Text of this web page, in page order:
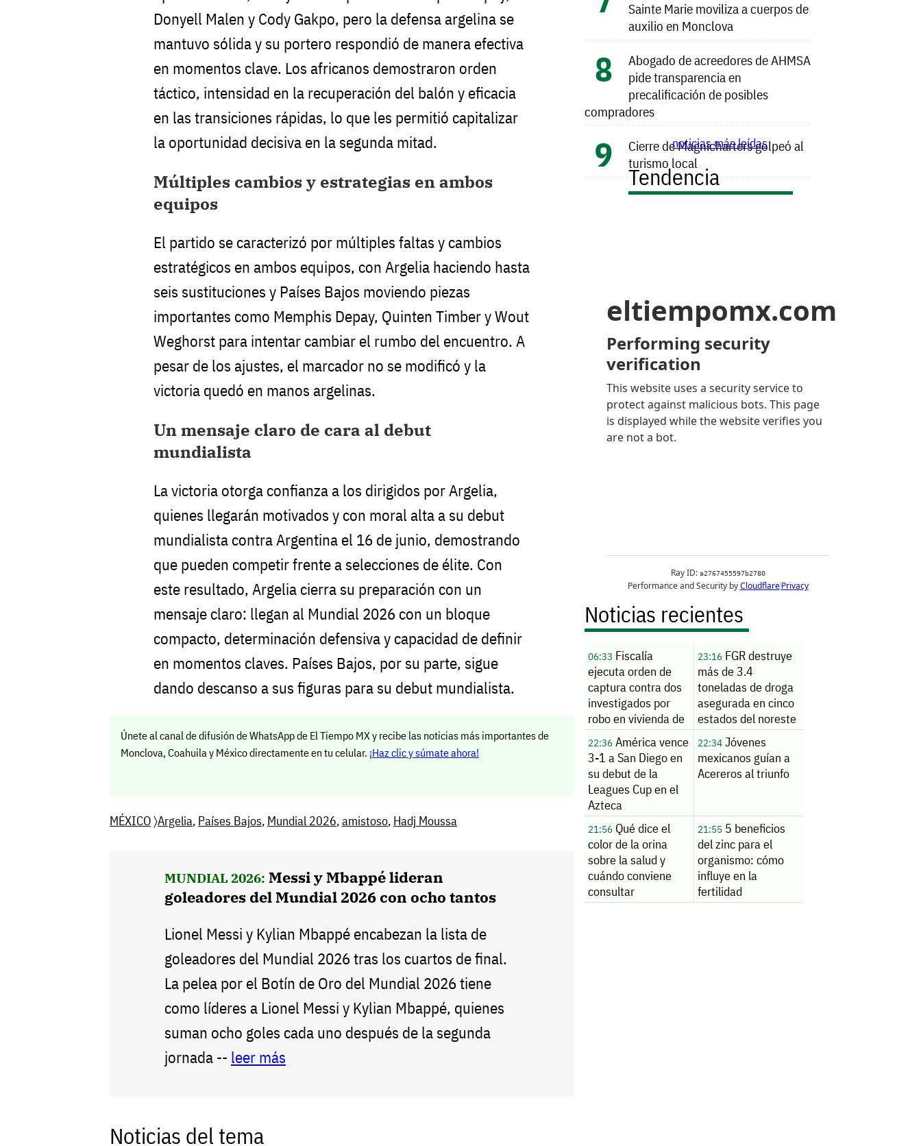
Donyell Malen y Cody Gakpo, pero la defensa argelina se
mantuvo sólida y su portero respondió de manera efectiva
en momentos clave. Los africanos demostraron orden
táctico, intensidad en la recuperación del balón y eficacia
en las transiciones rápidas, lo que les permitió capitalizar
la oportunidad decisiva en la segunda mitad.
Múltiples cambios y estrategias en ambos
equipos
El partido se caracterizó por múltiples faltas y cambios
estratégicos en ambos equipos, con Argelia haciendo hasta
seis sustituciones y Países Bajos moviendo piezas
importantes como Memphis Depay, Quinten Timber y Wout
Weghorst para intentar cambiar el rumbo del encuentro. A
pesar de los ajustes, el marcador no se modificó y la
victoria quedó en manos argelinas.
Un mensaje claro de cara al debut
mundialista
La victoria otorga confianza a los dirigidos por Argelia,
quienes llegarán motivados y con moral alta a su debut
mundialista contra Argentina el 16 de junio, demostrando
que pueden competir frente a selecciones de élite. Con
este resultado, Argelia cierra su preparación con un
mensaje claro: llegan al Mundial 2026 con un bloque
compacto, determinación defensiva y capacidad de definir
en momentos claves. Países Bajos, por su parte, sigue
dando descanso a sus figuras para su debut mundialista.
Únete al canal de difusión de WhatsApp de El Tiempo MX y recibe las noticias más importantes de
Monclova, Coahuila y México directamente en tu celular. ¡Haz clic y súmate ahora!
MÉXICO〉Argelia, Países Bajos, Mundial 2026,amistoso, Hadj Moussa
MUNDIAL 2026: Messi y Mbappé lideran
goleadores del Mundial 2026 con ocho tantos
Lionel Messi y Kylian Mbappé encabezan la lista de
goleadores del Mundial 2026 tras los cuartos de final.
La pelea por el Botín de Oro del Mundial 2026 tiene
como líderes a Lionel Messi y Kylian Mbappé, quienes
suman ocho goles cada uno después de la segunda
jornada -- leer más
Noticias del tema
Sainte Marie moviliza a cuerpos de
auxilio en Monclova
Abogado de acreedores de AHMSA
pide transparencia en
precalificación de posibles
compradores
Cierre de Magnicharters golpeó al
turismo local
noticias más leídas
Tendencia
Noticias recientes
06:33 Fiscalía
ejecuta orden de
captura contra dos
investigados por
robo en vivienda de
Allende
23:16FGR destruye
más de 3.4
toneladas de droga
asegurada en cinco
estados del noreste
22:36 América vence
3-1 a San Diego en
su debut de la
Leagues Cup en el
Azteca
22:34Jóvenes
mexicanos guían a
Acereros al triunfo
21:56 Qué dice el
color de la orina
sobre la salud y
cuándo conviene
consultar
21:555 beneficios
del zinc para el
organismo: cómo
influye en la
fertilidad